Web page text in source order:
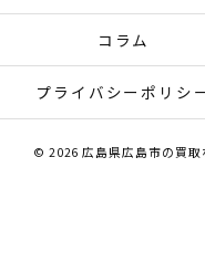
コラム
プライバシーポリシ
© 2026 広島県広島市の買取